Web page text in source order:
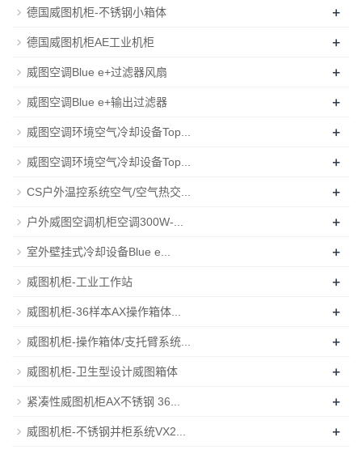
德国威图机柜-不锈钢小箱体 +
德国威图机柜AE工业机柜 +
威图空调Blue e+过滤器风扇 +
威图空调Blue e+输出过滤器 +
威图空调环境空气冷却设备Top... +
威图空调环境空气冷却设备Top... +
CS户外温控系统空气/空气热交... +
户外威图空调机柜空调300W-... +
室外壁挂式冷却设备Blue e... +
威图机柜-工业工作站 +
威图机柜-36样本AX操作箱体... +
威图机柜-操作箱体/支托臂系统... +
威图机柜-卫生型设计威图箱体 +
紧凑性威图机柜AX不锈钢 36... +
威图机柜-不锈钢并柜系统VX2... +